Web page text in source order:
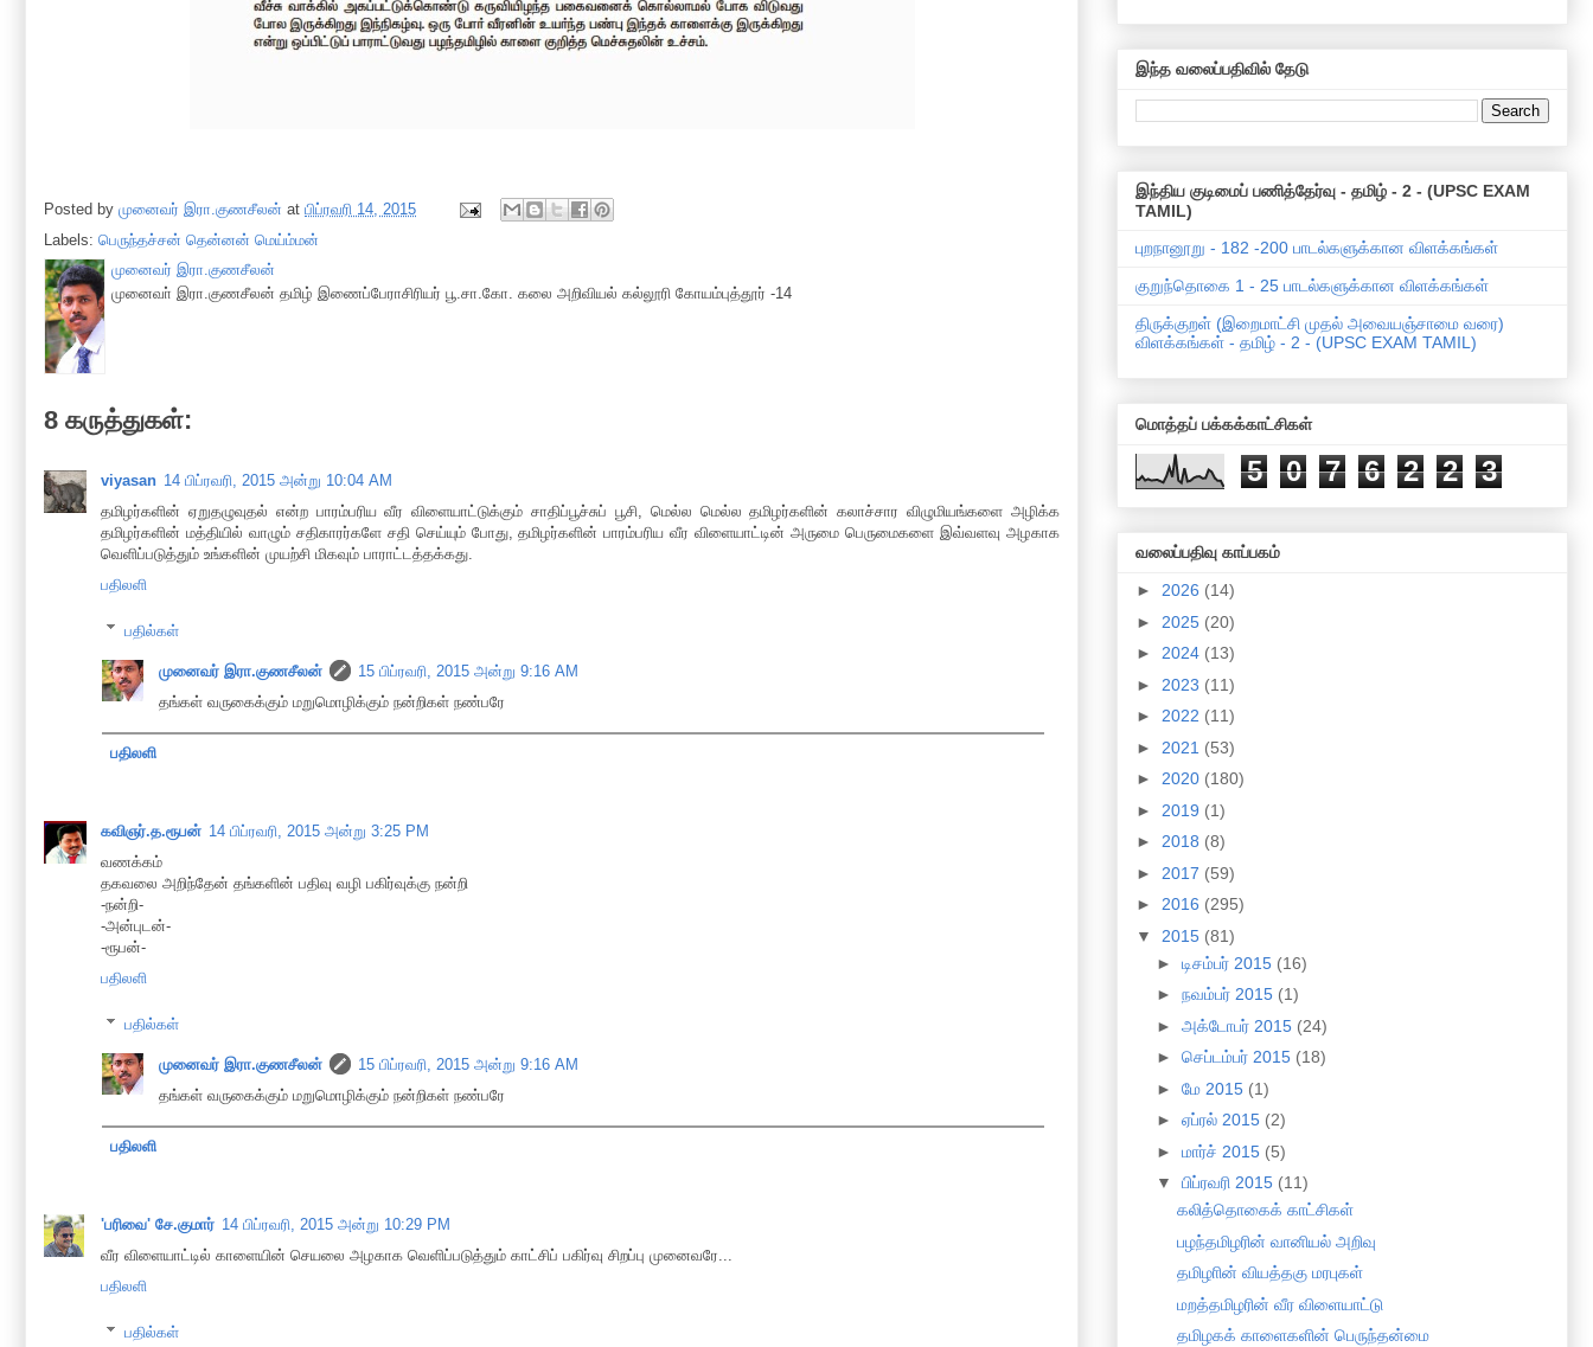
Posted by முனைவர் இரா.குணசீலன் at பிப்ரவரி 14, 2015
Labels: பெருந்தச்சன் தென்னன் மெய்ம்மன்
முனைவர் இரா.குணசீலன்
முனைவா் இரா.குணசீலன் தமிழ் இணைப்பேராசிரியர் பூ.சா.கோ. கலை அறிவியல் கல்லூரி கோயம்புத்தூர் -14
8 கருத்துகள்:
viyasan 14 பிப்ரவரி, 2015 அன்று 10:04 AM
தமிழர்களின் ஏறுதழுவுதல் என்ற பாரம்பரிய வீர விளையாட்டுக்கும் சாதிப்பூச்சுப் பூசி, மெல்ல மெல்ல தமிழர்களின் கலாச்சார விழுமியங்களை அழிக்க
தமிழர்களின் மத்தியில் வாழும் சதிகாரர்களே சதி செய்யும் போது, தமிழர்களின் பாரம்பரிய வீர விளையாட்டின் அருமை பெருமைகளை இவ்வளவு அழகாக
வெளிப்படுத்தும் உங்களின் முயற்சி மிகவும் பாராட்டத்தக்கது.
பதிலளி
பதில்கள்
முனைவர் இரா.குணசீலன்
15 பிப்ரவரி, 2015 அன்று 9:16 AM
தங்கள் வருகைக்கும் மறுமொழிக்கும் நன்றிகள் நண்பரே
பதிலளி
கவிஞர்.த.ரூபன் 14 பிப்ரவரி, 2015 அன்று 3:25 PM
வணக்கம்
தகவலை அறிந்தேன் தங்களின் பதிவு வழி பகிர்வுக்கு நன்றி
-நன்றி-
-அன்புடன்-
-ரூபன்-
பதிலளி
பதில்கள்
முனைவர் இரா.குணசீலன்
15 பிப்ரவரி, 2015 அன்று 9:16 AM
தங்கள் வருகைக்கும் மறுமொழிக்கும் நன்றிகள் நண்பரே
பதிலளி
'பரிவை' சே.குமார் 14 பிப்ரவரி, 2015 அன்று 10:29 PM
வீர விளையாட்டில் காளையின் செயலை அழகாக வெளிப்படுத்தும் காட்சிப் பகிர்வு சிறப்பு முனைவரே...
பதிலளி
பதில்கள்
இந்த வலைப்பதிவில் தேடு
இந்திய குடிமைப் பணித்தேர்வு - தமிழ் - 2 - (UPSC EXAM
TAMIL)
புறநானூறு - 182 -200 பாடல்களுக்கான விளக்கங்கள்
குறுந்தொகை 1 - 25 பாடல்களுக்கான விளக்கங்கள்
திருக்குறள் (இறைமாட்சி முதல் அவையஞ்சாமை வரை)
விளக்கங்கள் - தமிழ் - 2 - (UPSC EXAM TAMIL)
மொத்தப் பக்கக்காட்சிகள்
5 0 7 6 2 2 3
வலைப்பதிவு காப்பகம்
► 2026 (14)
► 2025 (20)
► 2024 (13)
► 2023 (11)
► 2022 (11)
► 2021 (53)
► 2020 (180)
► 2019 (1)
► 2018 (8)
► 2017 (59)
► 2016 (295)
▼ 2015 (81)
► டிசம்பர் 2015 (16)
► நவம்பர் 2015 (1)
► அக்டோபர் 2015 (24)
► செப்டம்பர் 2015 (18)
► மே 2015 (1)
► ஏப்ரல் 2015 (2)
► மார்ச் 2015 (5)
▼ பிப்ரவரி 2015 (11)
கலித்தொகைக் காட்சிகள்
பழந்தமிழரின் வானியல் அறிவு
தமிழாின் வியத்தகு மரபுகள்
மறத்தமிழரின் வீர விளையாட்டு
தமிழகக் காளைகளின் பெருந்தன்மை